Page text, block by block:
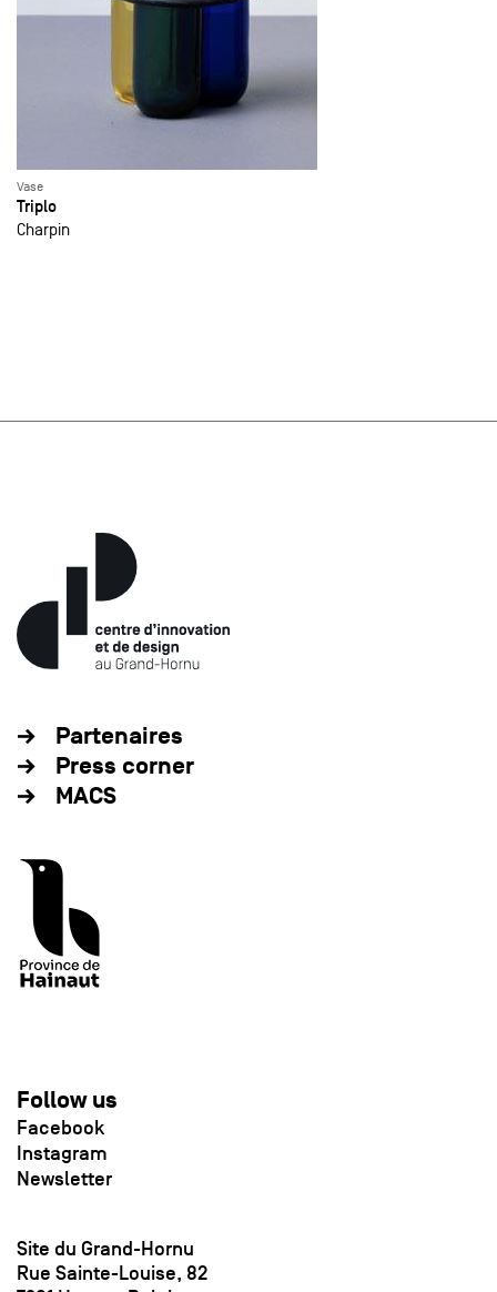
Vase
Triplo
Charpin
Partenaires
Press corner
MACS
Follow us
Facebook
Instagram
Newsletter
Site du Grand-Hornu
Rue Sainte-Louise, 82